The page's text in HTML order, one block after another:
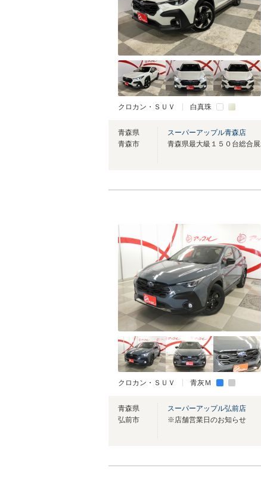
クロカン・ＳＵＶ 白真珠
青森県
青森市
スーパーアップル青森店
クロカン・ＳＵＶ 青灰Ｍ
青森県
弘前市
スーパーアップル弘前店
※店舗営業日のお知らせ